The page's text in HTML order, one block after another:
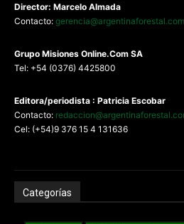
Director: Marcelo Almada
Contacto: gerencia@argentinaforestal.com
Grupo Misiones Online.Com SA
Tel: +54 (0376) 4425800
Editora/periodista : Patricia Escobar
Contacto:
Cel: (+54)9 376 15 4 131636
Categorías